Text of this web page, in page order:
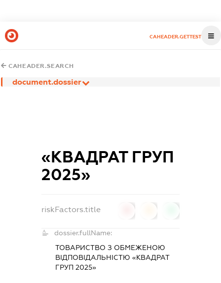
CAHEADER.GETTEST
CAHEADER.SEARCH
document.dossier
«КВАДРАТ ГРУП
2025»
riskFactors.title
dossier.fullName:
ТОВАРИСТВО З ОБМЕЖЕНОЮ
ВІДПОВІДАЛЬНІСТЮ «КВАДРАТ
ГРУП 2025»